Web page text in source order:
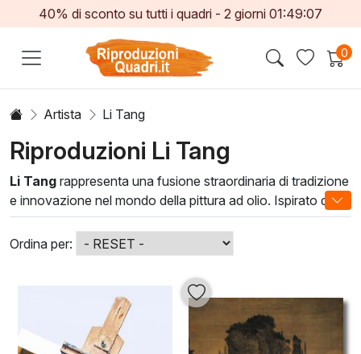
40% di sconto su tutti i quadri - 2 giorni 01:49:07
0
Artista Li Tang
Riproduzioni Li Tang
Li Tang rappresenta una fusione straordinaria di tradizione
e innovazione nel mondo della pittura ad olio. Ispirato dalla
bellezza della natura e dall'eleganza della vita quotidiana,
ogni opera cattura l'essenza di momenti fugaci
trasformandoli in eternità. Con una maestria nella
suddivisione dei colori e una sensibilità unica per la luce, Li
Tang offre pezzi che non solo decorano, ma raccontano
Ordina per: